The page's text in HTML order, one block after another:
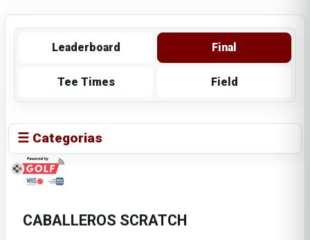
Leaderboard Final
Tee Times Field
☰ Categorias
CABALLEROS SCRATCH